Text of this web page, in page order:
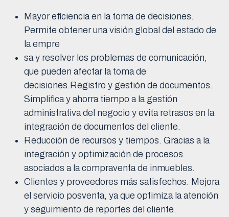
Mayor eficiencia en la toma de decisiones.
Permite obtener una visión global del estado de
la empre
sa y resolver los problemas de comunicación,
que pueden afectar la toma de
decisiones.Registro y gestión de documentos.
Simplifica y ahorra tiempo a la gestión
administrativa del negocio y evita retrasos en la
integración de documentos del cliente.
Reducción de recursos y tiempos. Gracias a la
integración y optimización de procesos
asociados a la compraventa de inmuebles.
Clientes y proveedores más satisfechos. Mejora
el servicio posventa, ya que optimiza la atención
y seguimiento de reportes del cliente.